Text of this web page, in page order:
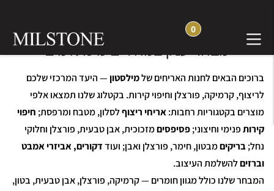
0
חנות אריחים, פסיפסים ואבן טבעית —
מבחר ענק במחירים משתלמים
ברוכים הבאים לחנות האריחים שלמילסטון— היעד המרכזי שלכם
לריצוף, קרמיקה, פורצלן וחיפוי קירות. בקטלוג שלנו תמצאו אלפי
מוצרים בקטגוריות רחבות:אריחי ריצוףלסלון, מטבח ומרפסת; חיפוי
קירותפנימי וחיצוני;פסיפסיםמזכוכית, אבן טבעית, פורצלן וחלוקי
נחל;בריקיםמבטון, חימר, פורצלן ואבן; ועודדקורים, אביזרי אמבט
וברזיםלהשלמת העיצוב.
המבחר שלנו כולל מגוון חומרים — קרמיקה, פורצלן, אבן טבעית, בטון,